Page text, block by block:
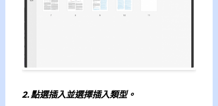
2.點選插入並選擇插入類型。